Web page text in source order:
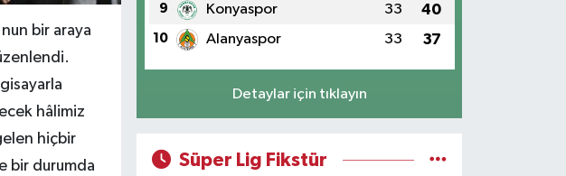
bir araya
hâlimiz
hiçbir
bir durumda
9 Konyaspor 33 40
10 Alanyaspor 33 37
Detaylar için tıklayın
Süper Lig Fikstür